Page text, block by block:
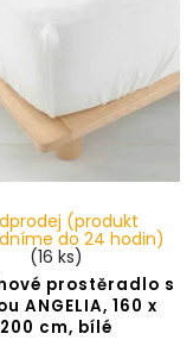
prostěradlo s
ANGELIA, 160 x
200 cm, bílé
(produkt
do 24 hodin)
(16 ks)